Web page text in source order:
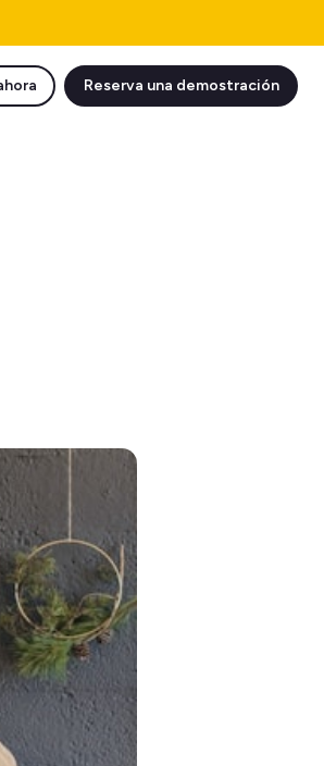
Reserva una demostración